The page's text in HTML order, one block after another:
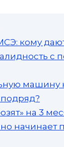
кому
с
машину
подряд?
на 3
начинает